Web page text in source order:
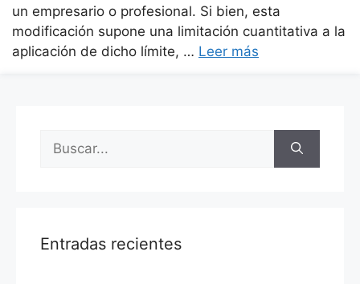
un empresario o profesional. Si bien, esta
modificación supone una limitación cuantitativa a la
aplicación de dicho límite, … Leer más
Entradas recientes